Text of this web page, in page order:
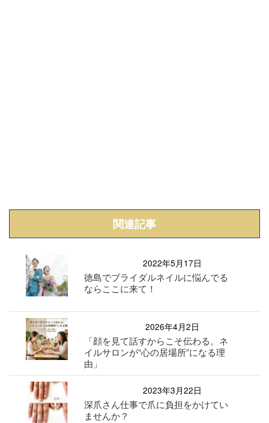
関連記事
2022年5月17日
徳島でブライダルネイルに悩んでる
ならここに来て！
2026年4月2日
「顔を見て話すからこそ伝わる。ネ
イルサロンが“心の居場所”になる理
由」
2023年3月22日
深爪さん仕事で爪に負担をかけてい
ませんか？